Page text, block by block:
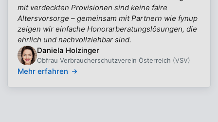
mit verdeckten Provisionen sind keine faire
Altersvorsorge – gemeinsam mit Partnern wie fynup
zeigen wir einfache Honorarberatungslösungen, die
ehrlich und nachvollziehbar sind.
Daniela Holzinger
Obfrau Verbraucherschutzverein Österreich (VSV)
Mehr erfahren